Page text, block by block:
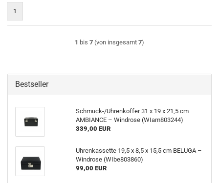
1
1 bis 7 (von insgesamt 7)
Bestseller
Schmuck-/Uhrenkoffer 31 x 19 x 21,5 cm
AMBIANCE – Windrose (WIam803244)
339,00 EUR
Uhrenkassette 19,5 x 8,5 x 15,5 cm BELUGA –
Windrose (WIbe803860)
99,00 EUR